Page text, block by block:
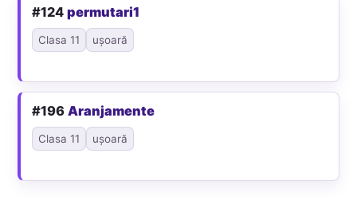
#124permutari1
Clasa 11 ușoară
#196Aranjamente
Clasa 11 ușoară